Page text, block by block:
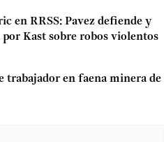
en RRSS: Pavez defiende y
Kast sobre robos violentos
trabajador en faena minera de